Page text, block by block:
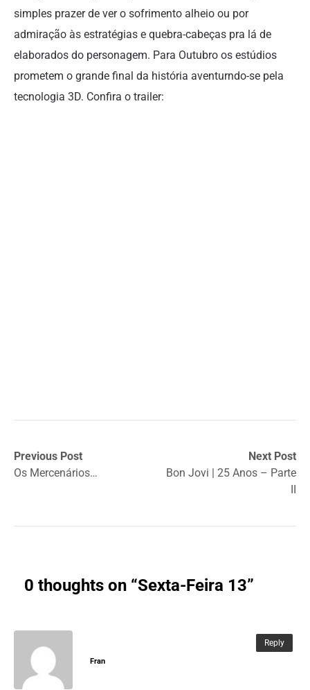
simples prazer de ver o sofrimento alheio ou por
admiração às estratégias e quebra-cabeças pra lá de
elaborados do personagem. Para Outubro os estúdios
prometem o grande final da história aventurndo-se pela
tecnologia 3D. Confira o trailer:
Previous Post
Os Mercenários…
Next Post
Bon Jovi | 25 Anos – Parte
II
0 thoughts on “Sexta-Feira 13”
Reply
Fran